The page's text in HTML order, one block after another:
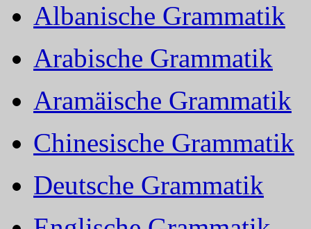
Albanische Grammatik
Arabische Grammatik
Aramäische Grammatik
Chinesische Grammatik
Deutsche Grammatik